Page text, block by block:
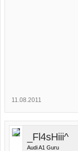
11.08.2011
_Fl4sHiii^
Audi A1 Guru